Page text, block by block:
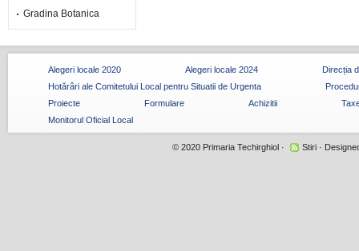
Gradina Botanica
Alegeri locale 2020 Alegeri locale 2024
Direcția
Hotărâri ale Comitetului Local pentru Situatii de Urgenta
Proiecte
Formulare Achizitii
Monitorul Oficial Local
© 2020 Primaria Techirghiol· Stiri·